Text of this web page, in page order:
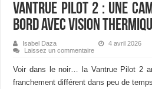
Vantrue Pilot 2 : une
bord avec vision
Isabel Daza 4 avril 2026
Laissez un commentaire
Voir dans le noir… la Vantrue Pilot 2
franchement différent dans peu de temps.